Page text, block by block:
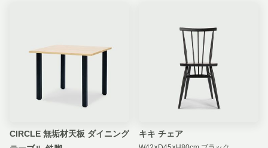
CIRCLE 無垢材天板 ダイニング
キキ チェア